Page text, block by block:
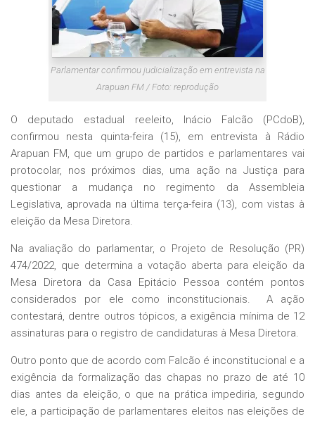
Parlamentar confirmou judicialização em entrevista na
Arapuan FM / Foto: reprodução
O deputado estadual reeleito, Inácio Falcão (PCdoB),
confirmou nesta quinta-feira (15), em entrevista à Rádio
Arapuan FM, que um grupo de partidos e parlamentares vai
protocolar, nos próximos dias, uma ação na Justiça para
questionar a mudança no regimento da Assembleia
Legislativa, aprovada na última terça-feira (13), com vistas à
eleição da Mesa Diretora.
Na avaliação do parlamentar, o Projeto de Resolução (PR)
474/2022, que determina a votação aberta para eleição da
Mesa Diretora da Casa Epitácio Pessoa contém pontos
considerados por ele como inconstitucionais. A ação
contestará, dentre outros tópicos, a exigência mínima de 12
assinaturas para o registro de candidaturas à Mesa Diretora.
Outro ponto que de acordo com Falcão é inconstitucional e a
exigência da formalização das chapas no prazo de até 10
dias antes da eleição, o que na prática impediria, segundo
ele, a participação de parlamentares eleitos nas eleições de